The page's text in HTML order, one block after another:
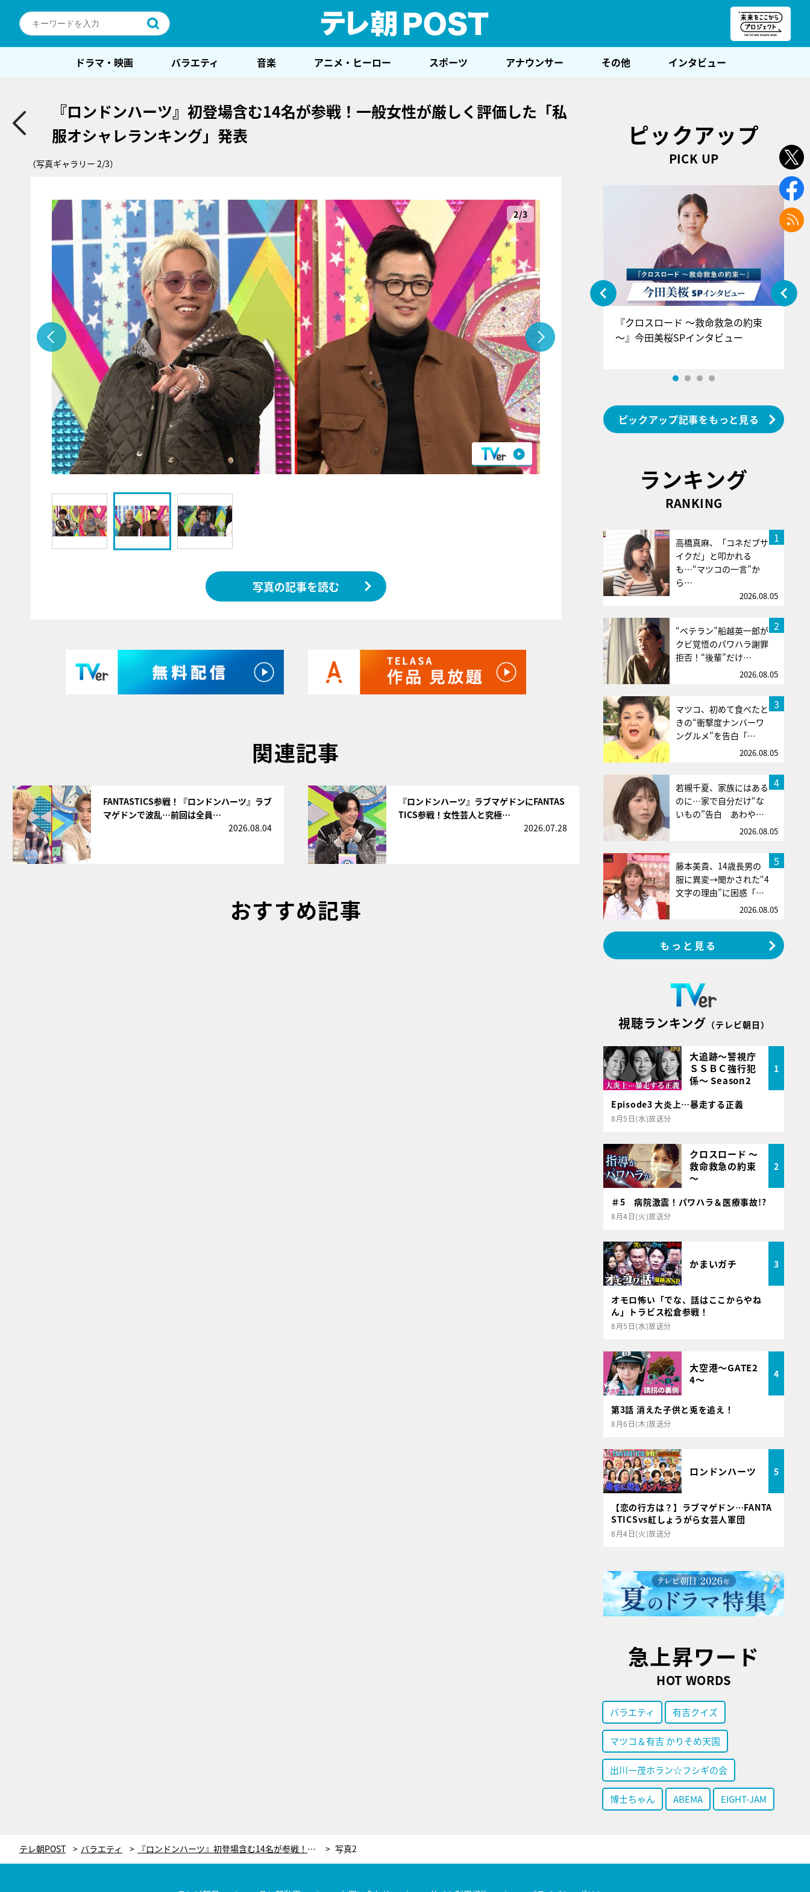
ドラマ・映画 バラエティ 音楽 アニメ・ヒーロー スポーツ アナウンサー その他 インタビュー
『ロンドンハーツ』初登場含む14名が参戦！一般女性が厳しく評価した「私
服オシャレランキング」発表
（写真ギャラリー 2/3）
2/3
写真の記事を読む
関連記事
FANTASTICS参戦！『ロンドンハーツ』ラブ
マゲドンで波乱…前回は全員…
2026.08.04
『ロンドンハーツ』ラブマゲドンにFANTAS
TICS参戦！女性芸人と究極…
2026.07.28
おすすめ記事
ピックアップ
PICK UP
『アイ＝ラブ！げーみんぐ』＝LOV
E齋藤樹愛羅＆佐々木舞香SPインタ
『クロスロード ～救命救急の約束
～』今田美桜SPインタビュー
ピックアップ記事をもっと見る
ランキング
RANKING
1
高橋真麻、「コネだブサ
イクだ」と叩かれる
も…“マツコの一言”か
ら…
2026.08.05
2
“ベテラン”船越英一郎が
クビ覚悟のパワハラ謝罪
拒否！“後輩”だけ…
2026.08.05
3
マツコ、初めて食べたと
きの“衝撃度ナンバーワ
ングルメ”を告白「…
2026.08.05
4
若槻千夏、家族にはある
のに…家で自分だけ“な
いもの”告白 あわや…
2026.08.05
5
藤本美貴、14歳長男の
服に異変→聞かされた“4
文字の理由”に困惑「…
2026.08.05
もっと見る
視聴ランキング （テレビ朝日）
大追跡～警視庁
ＳＳＢＣ強行犯
係～ Season2
1
Episode3 大炎上…暴走する正義
8月5日(水)放送分
クロスロード ～
救命救急の約束
～
2
＃5 病院激震！パワハラ＆医療事故!?
8月4日(火)放送分
かまいガチ 3
オモロ怖い「でな、話はここからやね
ん」トラビス松倉参戦！
8月5日(水)放送分
大空港～GATE2
4～
4
第3話 消えた子供と兎を追え！
8月6日(木)放送分
ロンドンハーツ 5
【恋の行方は？】ラブマゲドン…FANTA
STICSvs紅しょうがら女芸人軍団
8月4日(火)放送分
急上昇ワード
HOT WORDS
バラエティ 有吉クイズ
マツコ＆有吉 かりそめ天国
出川一茂ホラン☆フシギの会
博士ちゃん ABEMA EIGHT-JAM
テレ朝POST バラエティ 『ロンドンハーツ』初登場含む14名が参戦！一般女性が厳しく評価した「私服オシャレランキング」発表 写真2